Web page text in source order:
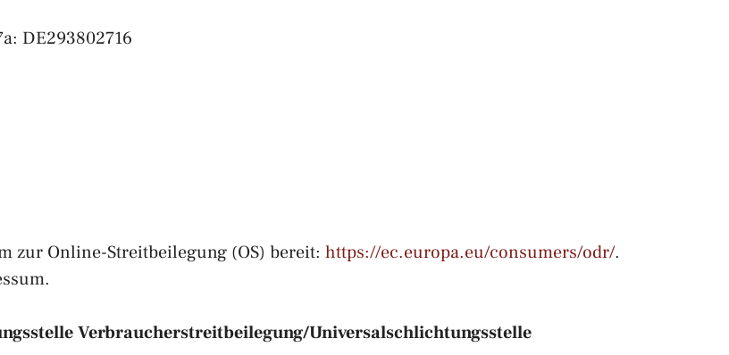
DE293802716
zur Online-Streitbeilegung (OS) bereit: https://ec.europa.eu/consumers/odr/.
Verbraucher­streit­beilegung/Universal­schlichtungs­stelle